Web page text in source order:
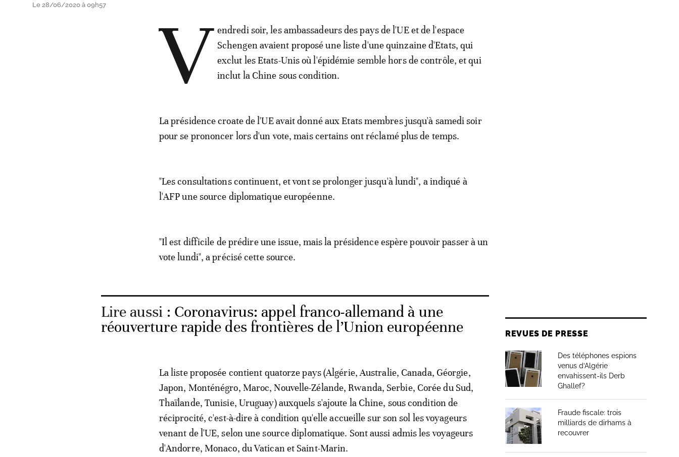
Le 28/06/2020 à 09h57 V endredi soir, les ambassadeurs des pays de l'UE et de l'espace
Schengen avaient proposé une liste d'une quinzaine d'Etats, qui
exclut les Etats-Unis où l'épidémie semble hors de contrôle, et qui
inclut la Chine sous condition.
La présidence croate de l'UE avait donné aux Etats membres jusqu'à samedi soir
pour se prononcer lors d'un vote, mais certains ont réclamé plus de temps.
"Les consultations continuent, et vont se prolonger jusqu'à lundi", a indiqué à
l'AFP une source diplomatique européenne.
"Il est difficile de prédire une issue, mais la présidence espère pouvoir passer à un
vote lundi", a précisé cette source.
Lire aussi : Coronavirus: appel franco-allemand à une
réouverture rapide des frontières de l’Union européenne
La liste proposée contient quatorze pays (Algérie, Australie, Canada, Géorgie,
Japon, Monténégro, Maroc, Nouvelle-Zélande, Rwanda, Serbie, Corée du Sud,
Thaïlande, Tunisie, Uruguay) auxquels s'ajoute la Chine, sous condition de
réciprocité, c'est-à-dire à condition qu'elle accueille sur son sol les voyageurs
venant de l'UE, selon une source diplomatique. Sont aussi admis les voyageurs
d'Andorre, Monaco, du Vatican et Saint-Marin.
REVUES DE PRESSE
Des téléphones espions
venus d’Algérie
envahissent-ils Derb
Ghallef?
Fraude fiscale: trois
milliards de dirhams à
recouvrer